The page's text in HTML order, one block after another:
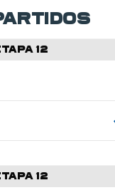
12
12